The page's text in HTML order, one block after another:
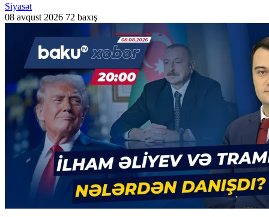
Siyasət
08 avqust 2026 72 baxış